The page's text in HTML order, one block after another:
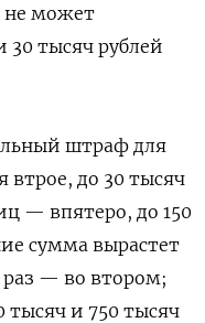
может
30 тысяч рублей
штраф для
втрое, до 30 тысяч
— впятеро, до 150
сумма вырастет
раз — во втором;
тысяч и 750 тысяч